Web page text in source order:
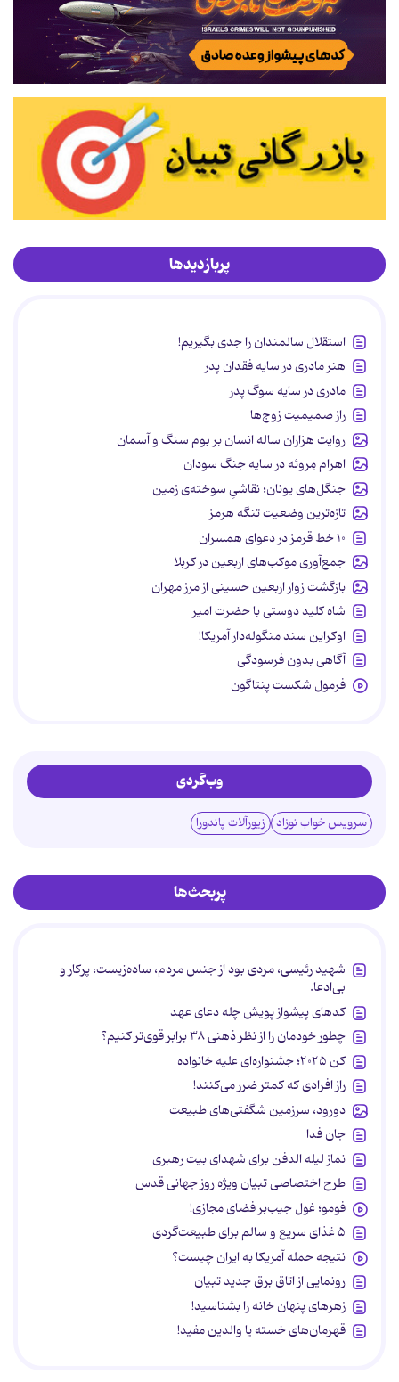
پربازدیدها
استقلال سالمندان را جدی بگیریم!
هنر مادری در سایه‌ فقدان پدر
مادری در سایه سوگ پدر
راز صمیمیت زوج‌ها
روایت هزاران ساله انسان بر بوم سنگ و آسمان
اهرام مِروئه در سایه جنگ سودان
جنگل‌های یونان؛ نقاشیِ سوخته‌ی زمین
تازه‌ترین وضعیت تنگه هرمز
۱۰ خط قرمز در دعوای همسران
جمع‌آوری موکب‌های اربعین در کربلا
بازگشت زوار اربعین حسینی از مرز مهران
شاه کلید دوستی با حضرت امیر
اوکراین سند منگوله‌دار آمریکا!
آگاهی بدون فرسودگی
فرمول شکست پنتاگون
وب‌گردی
سرویس خواب نوزاد زیورآلات پاندورا
پربحث‌ها
شهید رئیسی، مردی بود از جنس مردم، ساده‌زیست، پرکار و
بی‌ادعا.
کدهای پیشواز پویش چله دعای عهد
چطور خودمان را از نظر ذهنی ۳۸ برابر قوی‌تر کنیم؟
کن ۲۰۲۵؛ جشنواره‌ای علیه خانواده
راز افرادی که کمتر ضرر می‌کنند!
دورود، سرزمین شگفتی‌های طبیعت
جان فدا
نماز لیله الدفن برای شهدای بیت رهبری
طرح اختصاصی تبیان ویژه روز جهانی قدس
فومو؛ غول جیب‌بر فضای مجازی!
۵ غذای سریع و سالم برای طبیعت‌گردی
نتیجه حمله آمریکا به ایران چیست؟
رونمایی از اتاق برق جدید تبیان
زهرهای پنهان خانه را بشناسید!
قهرمان‌های خسته یا والدین مفید!